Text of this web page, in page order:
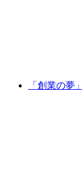
「創業の夢